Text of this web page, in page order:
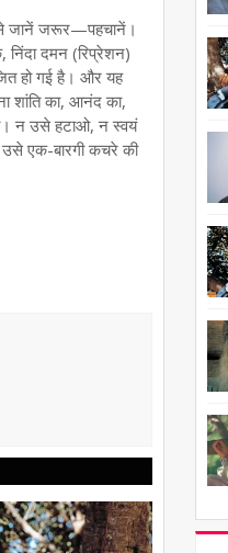
जानें जरूर—पहचानें।
दमन (रिप्रेशन)
हो गई है। और यह
शांति का, आनंद का,
न उसे हटाओ, न स्वयं
उसे एक-बारगी कचरे की